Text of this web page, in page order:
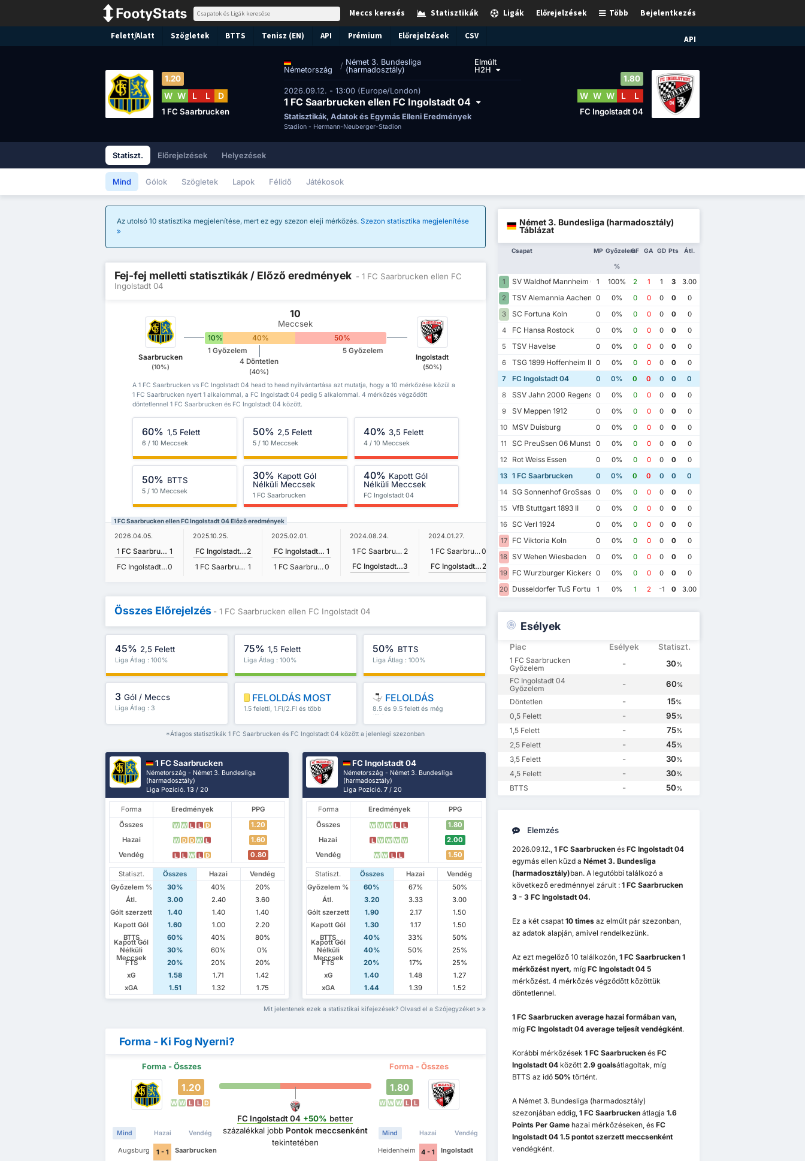
Bejelentkezés
Több
Előrejelzések
Ligák
Statisztikák
Meccs keresés
API
Felett/Alatt Szögletek BTTS Tenisz (EN) API Prémium Előrejelzések CSV
Németország / Német 3. Bundesliga
(harmadosztály)
Elmúlt
H2H
2026.09.12. - 13:00 (Europe/London)
1 FC Saarbrucken ellen FC Ingolstadt 04
Statisztikák, Adatok és Egymás Elleni Eredmények
Stadion - Hermann-Neuberger-Stadion
1.20
W W L L D
1 FC Saarbrucken
1.80
W W W L L
FC Ingolstadt 04
Statiszt. Előrejelzések Helyezések
Mind Gólok Szögletek Lapok Félidő Játékosok
Az utolsó 10 statisztika megjelenítése, mert ez egy szezon eleji mérkőzés. Szezon statisztika megjelenítése
Fej-fej melletti statisztikák / Előző eredmények - 1 FC Saarbrucken ellen FC
Ingolstadt 04
Saarbrucken
(10%)
10
Meccsek
10% 40% 50%
1 Győzelem
4 Döntetlen
(40%)
5 Győzelem
Ingolstadt
(50%)
A 1 FC Saarbrucken vs FC Ingolstadt 04 head to head nyilvántartása azt mutatja, hogy a 10 mérkőzése közül a
1 FC Saarbrucken nyert 1 alkalommal, a FC Ingolstadt 04 pedig 5 alkalommal. 4 mérkőzés végződött
döntetlennel 1 FC Saarbrucken és FC Ingolstadt 04 között.
60% 1,5 Felett
6 / 10 Meccsek
50% 2,5 Felett
5 / 10 Meccsek
40% 3,5 Felett
4 / 10 Meccsek
50% BTTS
5 / 10 Meccsek
30% Kapott Gól
Nélküli Meccsek
1 FC Saarbrucken
40% Kapott Gól
Nélküli Meccsek
FC Ingolstadt 04
1 FC Saarbrucken ellen FC Ingolstadt 04 Előző eredmények
2026.04.05.
1 FC Saarbrucken 1
FC Ingolstadt 040
2025.10.25.
FC Ingolstadt 04 2
1 FC Saarbrucken 1
2025.02.01.
FC Ingolstadt 04 1
1 FC Saarbrucken 0
2024.08.24.
1 FC Saarbrucken 2
FC Ingolstadt 043
2024.01.27.
1 FC Saarbrucken 0
FC Ingolstadt 04 2
2023.08.26. 2023.02.18.
Összes Előrejelzés - 1 FC Saarbrucken ellen FC Ingolstadt 04
45% 2,5 Felett
Liga Átlag : 100%
75% 1,5 Felett
Liga Átlag : 100%
50% BTTS
Liga Átlag : 100%
3 Gól / Meccs
Liga Átlag : 3
FELOLDÁS MOST
1.5 feletti, 1.FI/2.FI és több
FELOLDÁS
8.5 és 9.5 felett és még
több
*Átlagos statisztikák 1 FC Saarbrucken és FC Ingolstadt 04 között a jelenlegi szezonban
1 FC Saarbrucken
Németország - Német 3. Bundesliga
(harmadosztály)
Liga Pozíció.13 / 20
Forma Eredmények
PPG
Összes
W W L L D
1.20
Hazai
W D D W L
1.60
Vendég
L L W L D 0.80
Statiszt. Összes Hazai
Vendég
Győzelem %
30% 40%
20%
Átl.
3.00 2.40
3.60
Gólt szerzett
1.40 1.40
1.40
Kapott Gól
1.60 1.00
2.20
BTTS
60% 40% 80%
Kapott Gól
Nélküli
Meccsek
30% 60%
0%
FTS
20% 20%
20%
xG
1.58 1.71
1.42
xGA
1.51 1.32 1.75
FC Ingolstadt 04
Németország - Német 3. Bundesliga
(harmadosztály)
Liga Pozíció.7 / 20
Forma Eredmények
PPG
Összes
W W W L L
1.80
Hazai
L W W W W
2.00
Vendég
W W L L 1.50
Statiszt. Összes Hazai
Vendég
Győzelem %
60% 67%
50%
Átl.
3.20 3.33
3.00
Gólt szerzett
1.90 2.17
1.50
Kapott Gól
1.30 1.17
1.50
BTTS
40% 33% 50%
Kapott Gól
Nélküli
Meccsek
40% 50%
25%
FTS
20% 17%
25%
xG
1.40 1.48
1.27
xGA
1.44 1.39 1.52
Mit jelentenek ezek a statisztikai kifejezések? Olvasd el a Szójegyzéket
Forma - Ki Fog Nyerni?
Forma - Összes Forma - Összes
1.20
W W L L D
Mind Hazai Vendég
Augsburg 1 - 1 Saarbrucken
FC Ingolstadt 04 +50% better
százalékkal jobb Pontok meccsenként
tekintetében
1.80
W W W L L
Mind Hazai Vendég
Heidenheim 4 - 1
Ingolstadt
Német 3. Bundesliga (harmadosztály)
Táblázat
Csapat MP Győzelem
%
GF GA GD Pts Átl.
1 SV Waldhof Mannheim 071 100% 2 1 1 3
3.00
2
TSV Alemannia Aachen 0 0% 0 0 0 0
0
3
SC Fortuna Koln 0 0% 0 0 0 0
0
4
FC Hansa Rostock 0 0% 0 0 0 0
0
5
TSV Havelse 0 0% 0 0 0 0
0
6
TSG 1899 Hoffenheim II 0 0% 0 0 0 0
0
7
FC Ingolstadt 04 0 0% 0 0 0 0
0
8
SSV Jahn 2000 Regensburg
0 0% 0 0 0 0
0
9
SV Meppen 1912 0 0% 0 0 0 0
0
10
MSV Duisburg 0 0% 0 0 0 0
0
11
SC PreuSsen 06 Munster0 0% 0 0 0 0
0
12
Rot Weiss Essen 0 0% 0 0 0 0
0
13 1 FC Saarbrucken 0 0% 0 0 0 0
0
14 SG Sonnenhof GroSsaspach
0 0% 0 0 0 0
0
15
VfB Stuttgart 1893 II 0 0% 0 0 0 0
0
16 SC Verl 1924 0 0% 0 0 0 0
0
17
FC Viktoria Koln 0 0% 0 0 0 0
0
18 SV Wehen Wiesbaden 0 0% 0 0 0 0
0
19
FC Wurzburger Kickers 0 0% 0 0 0 0
0
20 Dusseldorfer TuS Fortuna 1895
1 0% 1 2 -1 0 3.00
Esélyek
Piac Esélyek Statiszt.
1 FC Saarbrucken
Győzelem
- 30%
FC Ingolstadt 04
Győzelem
- 60%
Döntetlen - 15%
0,5 Felett - 95%
1,5 Felett - 75%
2,5 Felett - 45%
3,5 Felett - 30%
4,5 Felett - 30%
BTTS - 50%
Elemzés
2026.09.12., 1 FC Saarbruckenés FC Ingolstadt 04
egymás ellen küzd a Német 3. Bundesliga
(harmadosztály)ban. A legutóbbi találkozó a
következő eredménnyel zárult : 1 FC Saarbrucken
3 - 3 FC Ingolstadt 04.
Ez a két csapat 10 timesaz elmúlt pár szezonban,
az adatok alapján, amivel rendelkezünk.
Az ezt megelőző 10 találkozón, 1 FC Saarbrucken 1
mérkőzést nyert, míg FC Ingolstadt 04 5
mérkőzést. 4 mérkőzés végződött közöttük
döntetlennel.
1 FC Saarbrucken average hazai formában van,
míg FC Ingolstadt 04 average teljesít vendégként.
Korábbi mérkőzések 1 FC Saarbruckenés FC
Ingolstadt 04között 2.9 goalsátlagoltak, míg
BTTS az idő 50% történt.
A Német 3. Bundesliga (harmadosztály)
szezonjában eddig, 1 FC Saarbruckenátlagja 1.6
Points Per Gamehazai mérkőzéseken, és FC
Ingolstadt 04 1.5 pontot szerzett meccsenként
vendégként.